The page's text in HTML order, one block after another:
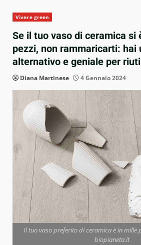
Vivere green
Se il tuo vaso di ceramica si
pezzi, non rammaricarti: hai
alternativo e geniale per
Diana Martinese 4 Gennaio 2024
Il tuo vaso preferito di ceramica è in mille
biopianeta.it